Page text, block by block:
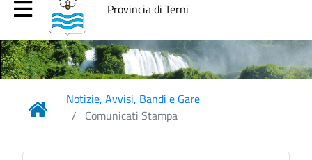
Provincia di Terni
Notizie, Avvisi, Bandi e Gare
Comunicati Stampa